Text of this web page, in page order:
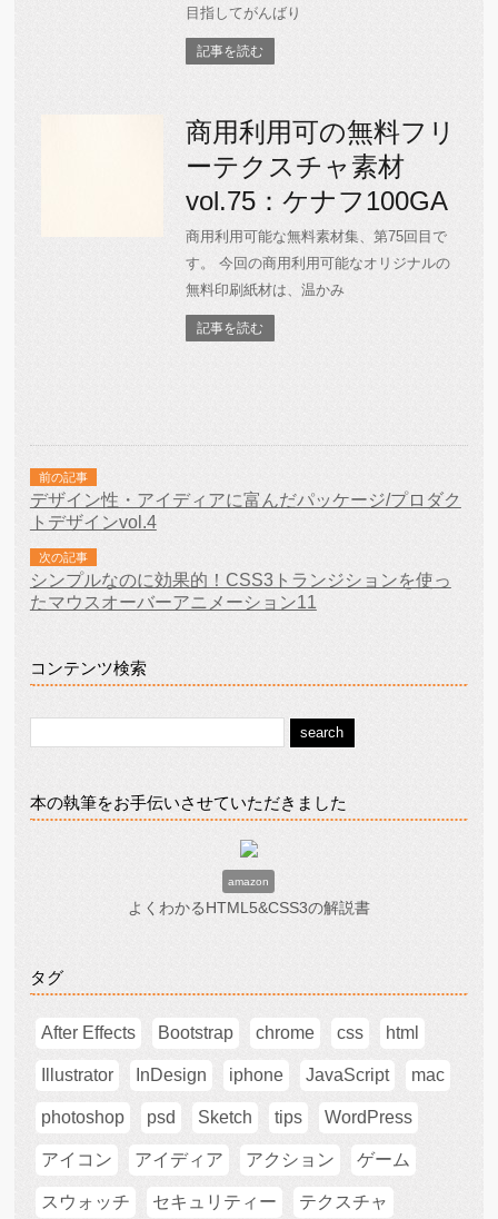
目指してがんばり
記事を読む
商用利用可の無料フリ
ーテクスチャ素材
vol.75：ケナフ100GA
商用利用可能な無料素材集、第75回目で
す。 今回の商用利用可能なオリジナルの
無料印刷紙材は、温かみ
記事を読む
前の記事
デザイン性・アイディアに富んだパッケージ/プロダク
トデザインvol.4
次の記事
シンプルなのに効果的！CSS3トランジションを使っ
たマウスオーバーアニメーション11
コンテンツ検索
本の執筆をお手伝いさせていただきました
amazon
よくわかるHTML5&CSS3の解説書
タグ
After Effects Bootstrap chrome css html
Illustrator InDesign iphone JavaScript mac
photoshop psd Sketch tips WordPress
アイコン アイディア アクション ゲーム
スウォッチ セキュリティー テクスチャ